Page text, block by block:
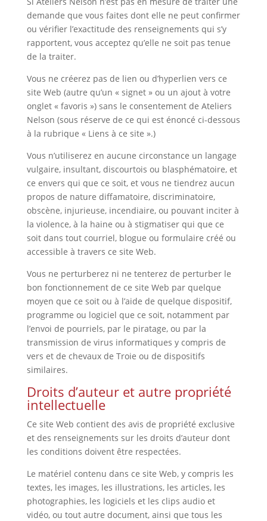
demande que vous faites dont elle ne peut confirmer
ou vérifier l’exactitude des renseignements qui s’y
rapportent, vous acceptez qu’elle ne soit pas tenue
de la traiter.
Vous ne créerez pas de lien ou d’hyperlien vers ce
site Web (autre qu’un « signet » ou un ajout à votre
onglet « favoris ») sans le consentement de Ateliers
Nelson (sous réserve de ce qui est énoncé ci-dessous
à la rubrique « Liens à ce site ».)
Vous n’utiliserez en aucune circonstance un langage
vulgaire, insultant, discourtois ou blasphématoire, et
ce envers qui que ce soit, et vous ne tiendrez aucun
propos de nature diffamatoire, discriminatoire,
obscène, injurieuse, incendiaire, ou pouvant inciter à
la violence, à la haine ou à stigmatiser qui que ce
soit dans tout courriel, blogue ou formulaire créé ou
accessible à travers ce site Web.
Vous ne perturberez ni ne tenterez de perturber le
bon fonctionnement de ce site Web par quelque
moyen que ce soit ou à l’aide de quelque dispositif,
programme ou logiciel que ce soit, notamment par
l’envoi de pourriels, par le piratage, ou par la
transmission de virus informatiques y compris de
vers et de chevaux de Troie ou de dispositifs
similaires.
Droits d’auteur et autre propriété
intellectuelle
Ce site Web contient des avis de propriété exclusive
et des renseignements sur les droits d’auteur dont
les conditions doivent être respectées.
Le matériel contenu dans ce site Web, y compris les
textes, les images, les illustrations, les articles, les
photographies, les logiciels et les clips audio et
vidéo, ou tout autre document, ainsi que tous les